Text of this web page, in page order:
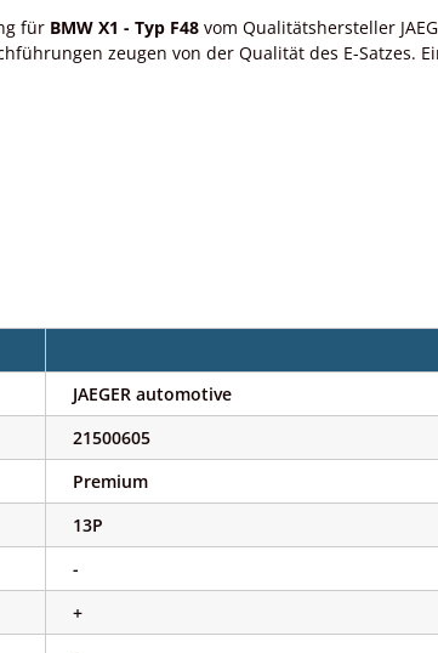
für BMW X1 - Typ F48 vom Qualitätshersteller
zeugen von der Qualität des E-
JAEGER automotive
21500605
Premium
13P
-
+